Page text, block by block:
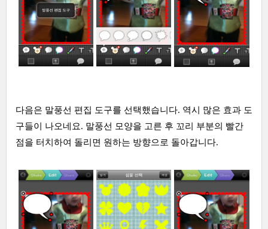
다음은 말풍선 편집 도구를 선택했습니다. 역시 많은 효과 도
구들이 나오네요. 말풍선 모양을 고른 후 꼬리 부분의 빨간
점을 터치하여 돌리면 원하는 방향으로 돌아갑니다.